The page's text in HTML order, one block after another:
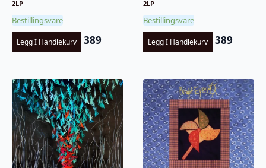
2LP
Bestillingsvare
Legg I Handlekurv 389
2LP
Bestillingsvare
Legg I Handlekurv 389